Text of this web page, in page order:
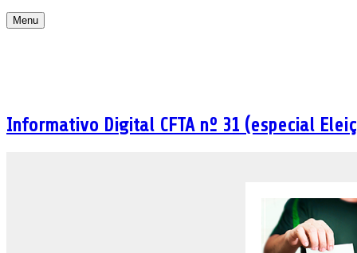
Menu
Informativo Digital CFTA nº 31 (especial